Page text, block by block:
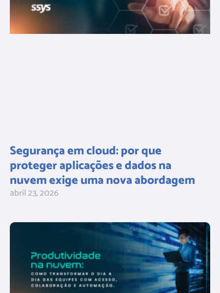
Segurança em cloud: por que
proteger aplicações e dados na
nuvem exige uma nova abordagem
abril 23, 2026